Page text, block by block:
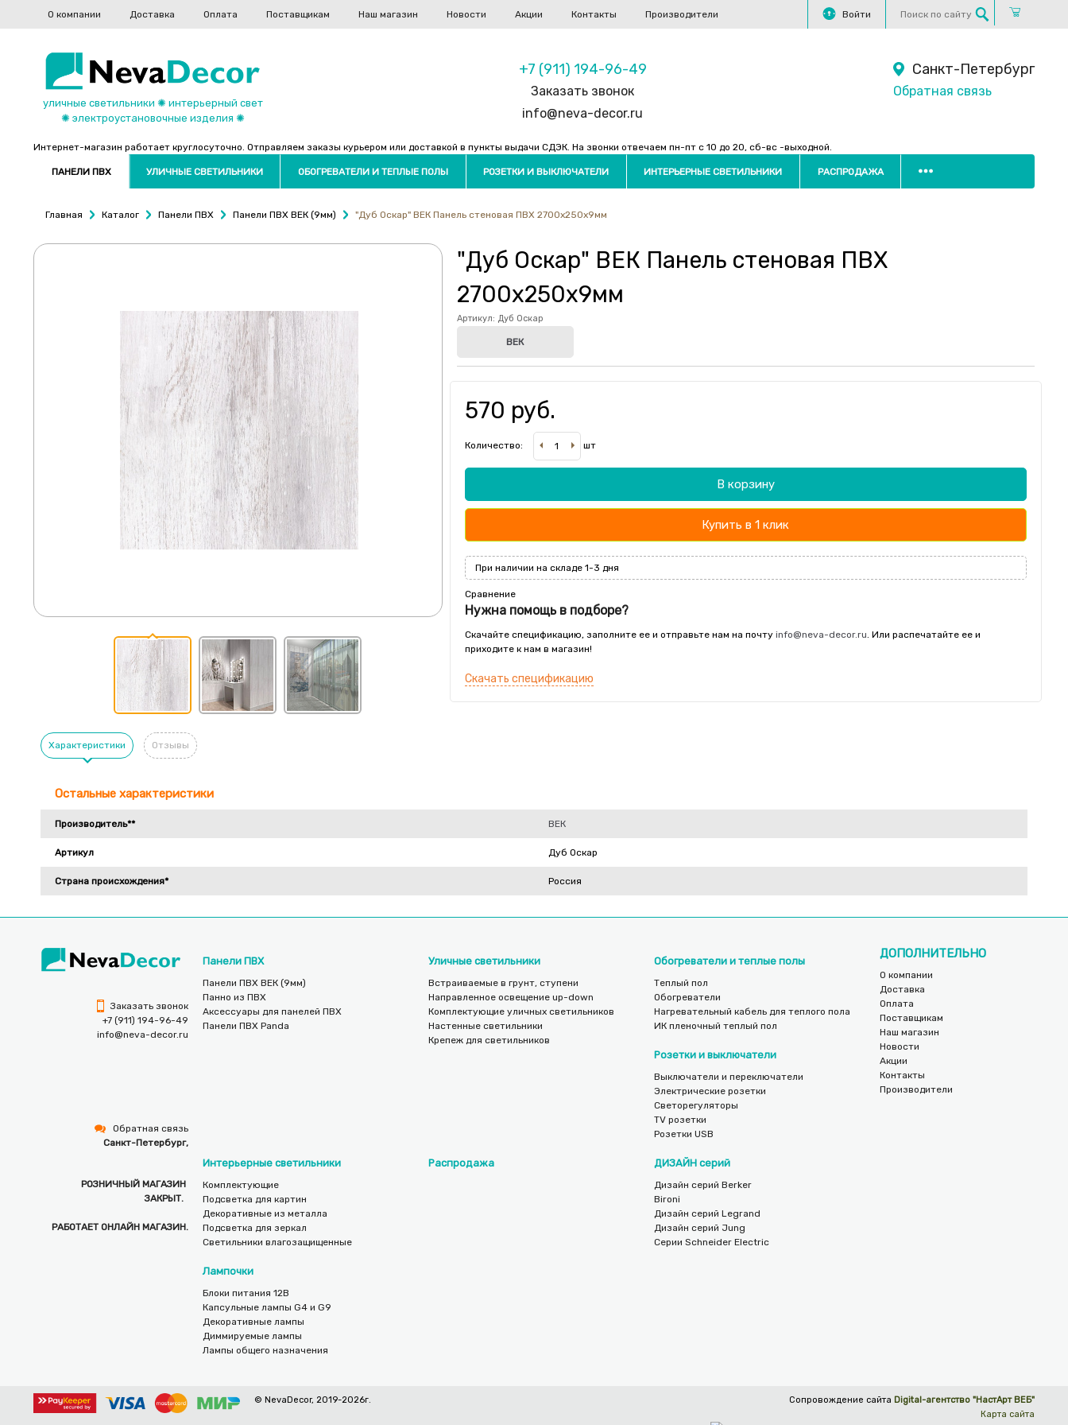
Войти
О компании Доставка Оплата Поставщикам Наш магазин Новости Акции Контакты Производители
уличные светильники ✺ интерьерный свет
✺ электроустановочные изделия ✺
+7 (911) 194-96-49
Заказать звонок
info@neva-decor.ru
Санкт-Петербург
Обратная связь
Интернет-магазин работает круглосуточно. Отправляем заказы курьером или доставкой в пункты выдачи СДЭК. На звонки отвечаем пн-пт с 10 до 20, сб-вс -выходной.
ПАНЕЛИ ПВХ УЛИЧНЫЕ СВЕТИЛЬНИКИ ОБОГРЕВАТЕЛИ И ТЕПЛЫЕ ПОЛЫ РОЗЕТКИ И ВЫКЛЮЧАТЕЛИ ИНТЕРЬЕРНЫЕ СВЕТИЛЬНИКИ РАСПРОДАЖА
Главная Каталог Панели ПВХ Панели ПВХ ВЕК (9мм) "Дуб Оскар" ВЕК Панель стеновая ПВХ 2700х250х9мм
"Дуб Оскар" ВЕК Панель стеновая ПВХ
2700х250х9мм
Артикул: Дуб Оскар
ВЕК
570 руб.
Количество: шт
В корзину
Купить в 1 клик
При наличии на складе 1-3 дня
Сравнение
Нужна помощь в подборе?
Скачайте спецификацию, заполните ее и отправьте нам на почту info@neva-decor.ru . Или распечатайте ее и
приходите к нам в магазин!
Скачать спецификацию
Характеристики Отзывы
Остальные характеристики
Производитель** ВЕК
Артикул Дуб Оскар
Страна происхождения* Россия
Заказать звонок
+7 (911) 194-96-49
info@neva-decor.ru
Обратная связь
Санкт-Петербург,
РОЗНИЧНЫЙ МАГАЗИН
ЗАКРЫТ.
РАБОТАЕТ ОНЛАЙН МАГАЗИН.
Панели ПВХ
Панели ПВХ ВЕК (9мм)
Панно из ПВХ
Аксессуары для панелей ПВХ
Панели ПВХ Panda
Уличные светильники
Встраиваемые в грунт, ступени
Направленное освещение up-down
Комплектующие уличных светильников
Настенные светильники
Крепеж для светильников
Обогреватели и теплые полы
Теплый пол
Обогреватели
Нагревательный кабель для теплого пола
ИК пленочный теплый пол
Розетки и выключатели
Выключатели и переключатели
Электрические розетки
Светорегуляторы
TV розетки
Розетки USB
Интерьерные светильники
Комплектующие
Подсветка для картин
Декоративные из металла
Подсветка для зеркал
Светильники влагозащищенные
Распродажа ДИЗАЙН серий
Дизайн серий Berker
Bironi
Дизайн серий Legrand
Дизайн серий Jung
Серии Schneider Electric
Лампочки
Блоки питания 12В
Капсульные лампы G4 и G9
Декоративные лампы
Диммируемые лампы
Лампы общего назначения
ДОПОЛНИТЕЛЬНО
О компании
Доставка
Оплата
Поставщикам
Наш магазин
Новости
Акции
Контакты
Производители
© NevaDecor, 2019-2026г. Сопровождение сайта Digital-агентство "НастАрт ВЕБ"
Карта сайта